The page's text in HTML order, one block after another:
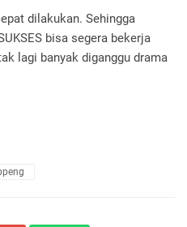
dilakukan. Sehingga
bisa segera bekerja
lagi banyak diganggu drama